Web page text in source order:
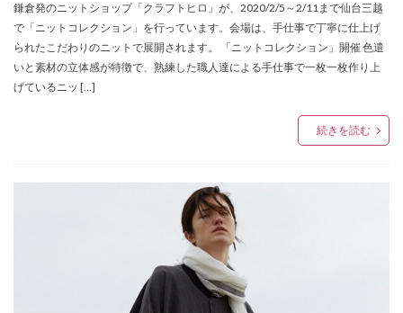
鎌倉発のニットショップ「クラフトヒロ」が、2020/2/5～2/11まで仙台三越
で「ニットコレクション」を行っています。会場は、手仕事で丁寧に仕上げ
られたこだわりのニットで展開されます。 「ニットコレクション」開催 色遣
いと素材の立体感が特徴で、熟練した職人達による手仕事で一枚一枚作り上
げているニッ […]
続きを読む
ティーケー タケオキクチ
ディガウェル
ディスクユニオン
ディスプレイコンテスト
ニットフェア
ネックレス
ノースフェイス
ハッピーバレンタインキャンペーン
ハルサイフとハルカバン
ハンドバッグ
ハンドメイドアクセサリー
ハンドメイドジュエリー